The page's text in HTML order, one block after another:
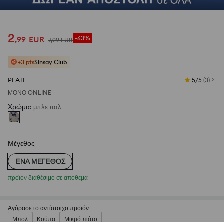
2,99 EUR 7,99 EUR -63%
+3 ptsSinsay Club
PLATE 5/5 (3)
ΜΌΝΟ ONLINE
Χρώμα: μπλε παλ
Μέγεθος
ΈΝΑ ΜΈΓΕΘΟΣ
προϊόν διαθέσιμο σε απόθεμα
Αγόρασε το αντίστοιχο προϊόν
Μπολ
Κούπα Μικρό πιάτο